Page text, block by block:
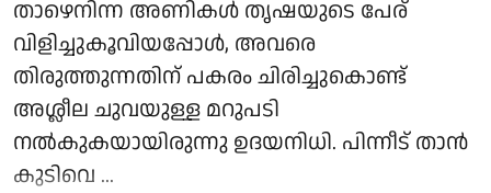
താഴെനിന്ന അണികൾ തൃഷയുടെ പേര്
വിളിച്ചുകൂവിയപ്പോൾ, അവരെ
തിരുത്തുന്നതിന് പകരം ചിരിച്ചുകൊണ്ട്
അശ്ലീല ചുവയുള്ള മറുപടി
നൽകുകയായിരുന്നു ഉദയനിധി. പിന്നീട് താൻ
കുടിവെ ...